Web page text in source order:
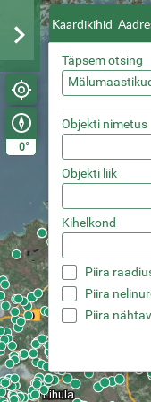
0°
Kaardikihid
Täpsem otsing
Objekti nimetus
Objekti liik
Kihelkond
Piira
Piira
Piira